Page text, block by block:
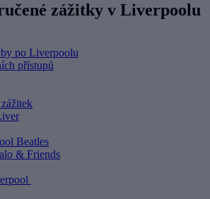
zážitky v Liverpoolu
po Liverpoolu
přístupů
Beatles
& Friends